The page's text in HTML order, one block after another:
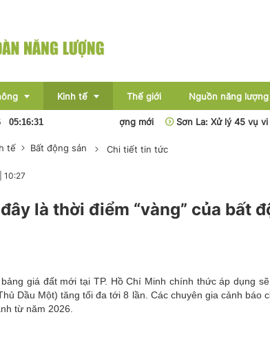
Kinh tế
Bất động sản
Thế giới Nguồn năng lượng
Than - Khoáng sản
kinh tế năng lượng mới Sơn La: Xử lý 45 vụ vi phạm
05:16:32
tế Bất động sản Chi tiết tin tức
10:27
là thời điểm “vàng” của bất
giá đất mới tại TP. Hồ Chí Minh chính thức áp dụng
Dầu Một) tăng tối đa tới 8 lần. Các chuyên gia cảnh báo
từ năm 2026.